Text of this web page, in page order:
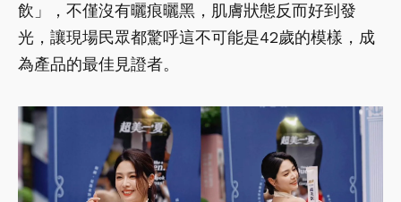
飲」，不僅沒有曬痕曬黑，肌膚狀態反而好到發
光，讓現場民眾都驚呼這不可能是42歲的模樣，成
為產品的最佳見證者。